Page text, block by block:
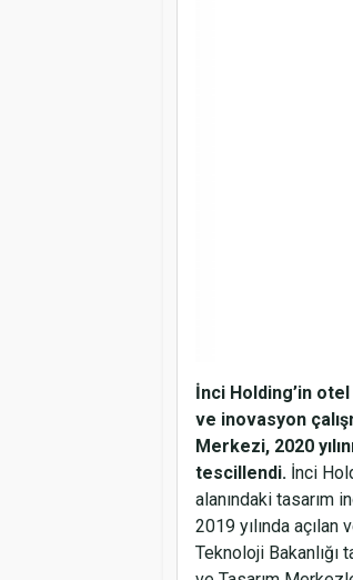
İnci Holding’in
ve inovasyon
Merkezi, 2020
tescillendi. İnci
alanındaki tasarım
2019 yılında
Teknoloji